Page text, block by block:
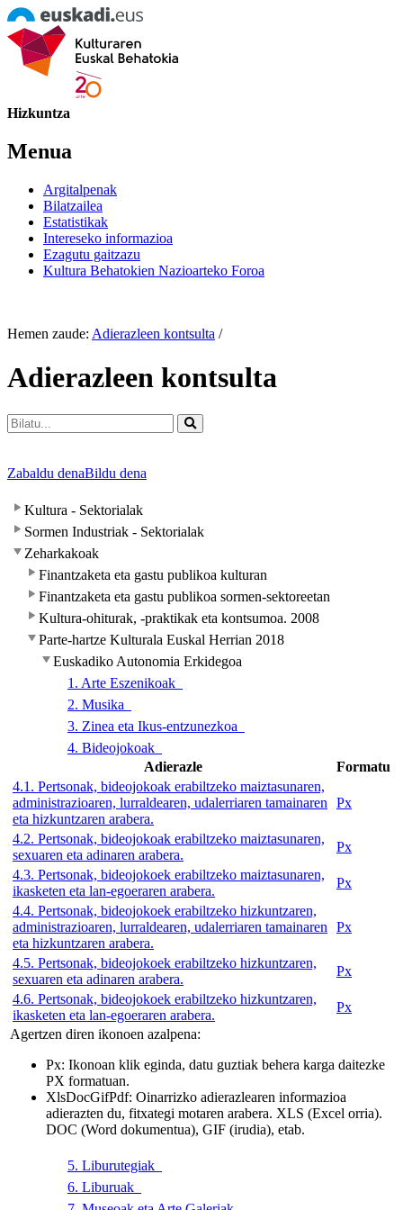
Hizkuntza
Menua
Argitalpenak
Bilatzailea
Estatistikak
Intereseko informazioa
Ezagutu gaitzazu
Kultura Behatokien Nazioarteko Foroa
Hemen zaude: Adierazleen kontsulta /
Adierazleen kontsulta
Zabaldu denaBildu dena
Kultura - Sektorialak
Sormen Industriak - Sektorialak
Zeharkakoak
Finantzaketa eta gastu publikoa kulturan
Finantzaketa eta gastu publikoa sormen-sektoreetan
Kultura-ohiturak, -praktikak eta kontsumoa. 2008
Parte-hartze Kulturala Euskal Herrian 2018
Euskadiko Autonomia Erkidegoa
1. Arte Eszenikoak
2. Musika
3. Zinea eta Ikus-entzunezkoa
4. Bideojokoak
Adierazle
Formatu
4.1. Pertsonak, bideojokoak erabiltzeko maiztasunaren,
administrazioaren, lurraldearen, udalerriaren tamainaren
eta hizkuntzaren arabera.
Px
4.2. Pertsonak, bideojokoak erabiltzeko maiztasunaren,
sexuaren eta adinaren arabera.
Px
4.3. Pertsonak, bideojokoek erabiltzeko maiztasunaren,
ikasketen eta lan-egoeraren arabera.
Px
4.4. Pertsonak, bideojokoek erabiltzeko hizkuntzaren,
administrazioaren, lurraldearen, udalerriaren tamainaren
eta hizkuntzaren arabera.
Px
4.5. Pertsonak, bideojokoek erabiltzeko hizkuntzaren,
sexuaren eta adinaren arabera.
Px
4.6. Pertsonak, bideojokoek erabiltzeko hizkuntzaren,
ikasketen eta lan-egoeraren arabera.
Px
Agertzen diren ikonoen azalpena:
Px: Ikonoan klik eginda, datu guztiak behera karga daitezke
PX formatuan.
XlsDocGifPdf: Oinarrizko adierazlearen informazioa
adierazten du, fitxategi motaren arabera. XLS (Excel orria).
DOC (Word dokumentua), GIF (irudia), etab.
5. Liburutegiak
6. Liburuak